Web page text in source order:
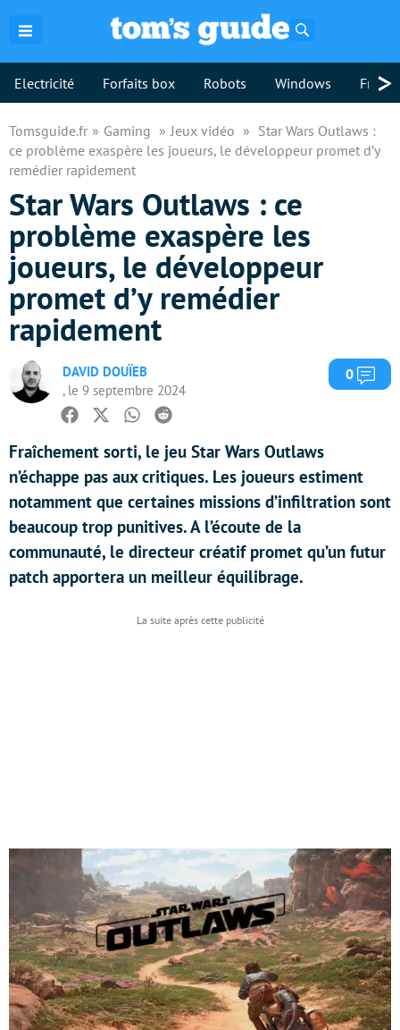
Electricité Forfaits box Robots Windows >
Tomsguide.fr Gaming Jeux vidéo
Star Wars Outlaws :
ce problème exaspère les joueurs, le développeur promet d’y
remédier rapidement
Star Wars Outlaws : ce
problème exaspère les
joueurs, le développeur
promet d’y remédier
rapidement
DAVID DOUÏEB
, le 9 septembre 2024
0
Facebook
TwitterWhatsapp
Reddit
Fraîchement sorti, le jeu Star Wars Outlaws
n’échappe pas aux critiques. Les joueurs estiment
notamment que certaines missions d’infiltration sont
beaucoup trop punitives. A l’écoute de la
communauté, le directeur créatif promet qu’un futur
patch apportera un meilleur équilibrage.